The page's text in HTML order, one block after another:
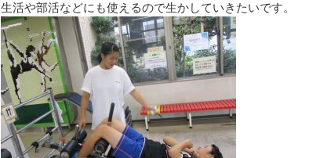
生活や部活などにも使えるので生かしていきたいです。